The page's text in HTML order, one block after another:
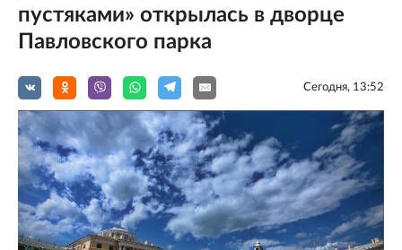
пустяками» открылась в дворце
Павловского парка
Сегодня, 13:52